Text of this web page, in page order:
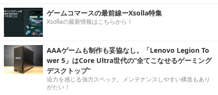
ゲームコマースの最前線ーXsolla特集
Xsollaの最新情報はこちらから！
AAAゲームも制作も妥協なし。「Lenovo Legion To
wer 5」はCore Ultra世代の“全てこなせるゲーミング
デスクトップ”
迫力を感じる強力スペック。メンテナンスしやすい構造もあり
がたい！